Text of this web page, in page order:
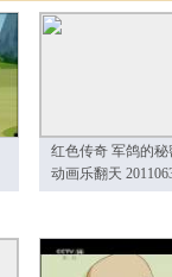
红色传奇 军鸽的秘
动画乐翻天